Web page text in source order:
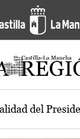
la
del